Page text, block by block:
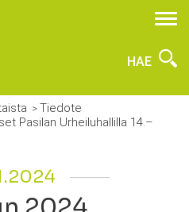
HAE
Tiedote
Pasilan Urheiluhallilla 14.–